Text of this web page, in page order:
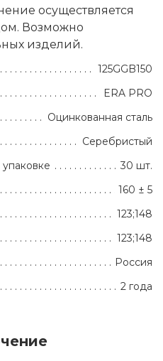
осуществляется
Возможно
изделий.
125GGB150
ERA PRO
Оцинкованная сталь
Серебристый
30 шт.
160 ± 5
123;148
123;148
Россия
2 года